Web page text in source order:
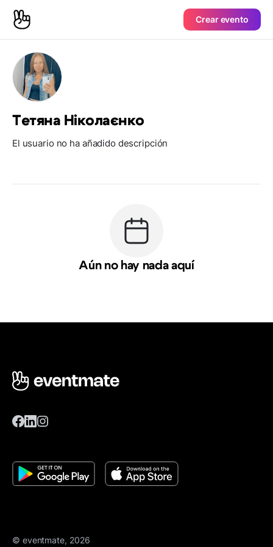
Crear evento
Тетяна Ніколаєнко
El usuario no ha añadido descripción
Aún no hay nada aquí
© eventmate, 2026